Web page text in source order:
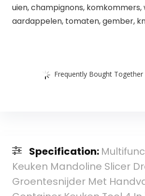
uien, champignons, komkommers,
aardappelen, tomaten, gember,
Frequently Bought Together
Specification:
Keuken Mandoline Slicer
Groentesnijder Met